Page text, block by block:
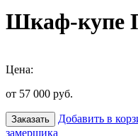
Шкаф-купе
Цена:
от 57 000 руб.
Заказать Добавить в
замерщика